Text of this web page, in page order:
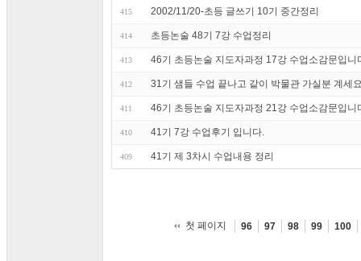
415 2002/11/20-초등 글쓰기 10기 중간정리
414 초등논술 48기 7강 수업정리
413 46기 초등논술 지도자과정 17강 수업소감문입니
412 31기 샘들 수업 끝나고 같이 박물관 가실분 계세
411 46기 초등논술 지도자과정 21강 수업소감문입니
410 41기 7강 수업후기 입니다.
409 41기 제 3차시 수업내용 정리
첫 페이지 96 97 98 99 100